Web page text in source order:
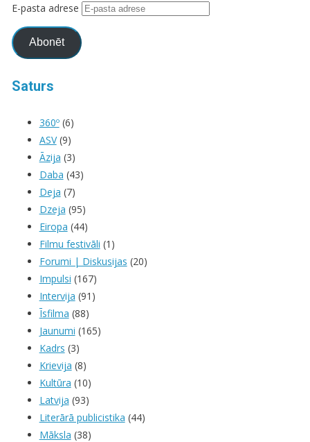
E-pasta adrese
Abonēt
Saturs
360º(6)
ASV(9)
Āzija (3)
Daba (43)
Deja (7)
Dzeja (95)
Eiropa (44)
Filmu festivāli (1)
Forumi | Diskusijas (20)
Impulsi (167)
Intervija (91)
Īsfilma (88)
Jaunumi (165)
Kadrs (3)
Krievija (8)
Kultūra (10)
Latvija (93)
Literārā publicistika (44)
Māksla (38)